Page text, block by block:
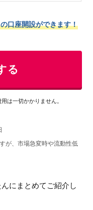
口座開設ができます！
る
は一切かかりません。
が、市場急変時や流動性低
にまとめてご紹介し